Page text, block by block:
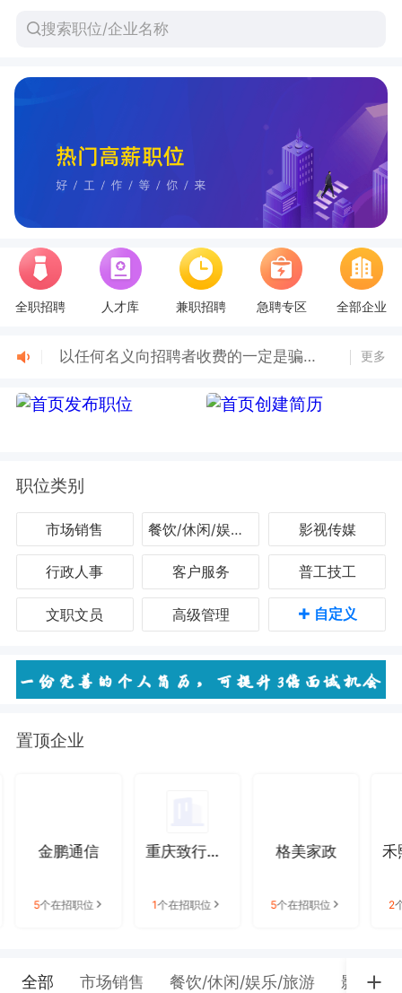
全职招聘 人才库 兼职招聘 急聘专区 全部企业
秀山在线人才网-企业刷新职位指南
以任何名义向招聘者收费的一定是骗子！ 更多
职位类别
市场销售 餐饮/休闲/娱乐/旅游 影视传媒
行政人事 客户服务 普工技工
文职文员 高级管理 + 自定义
置顶企业
金鹏通信
5个在招职位
重庆致行远文化传媒有限公司
1个在招职位
格美家政
5个在招职位 2
全部 市场销售 餐饮/休闲/娱乐/旅游 影视传